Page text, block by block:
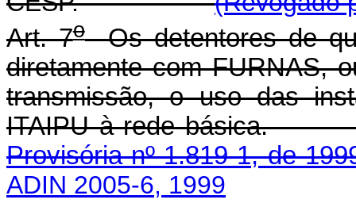
Art. 7oOs detentores de
diretamente com FURNAS,
transmissão, o uso das
ITAIPU à rede
Provisória nº 1.819-1, de
ADIN 2005-6, 1999